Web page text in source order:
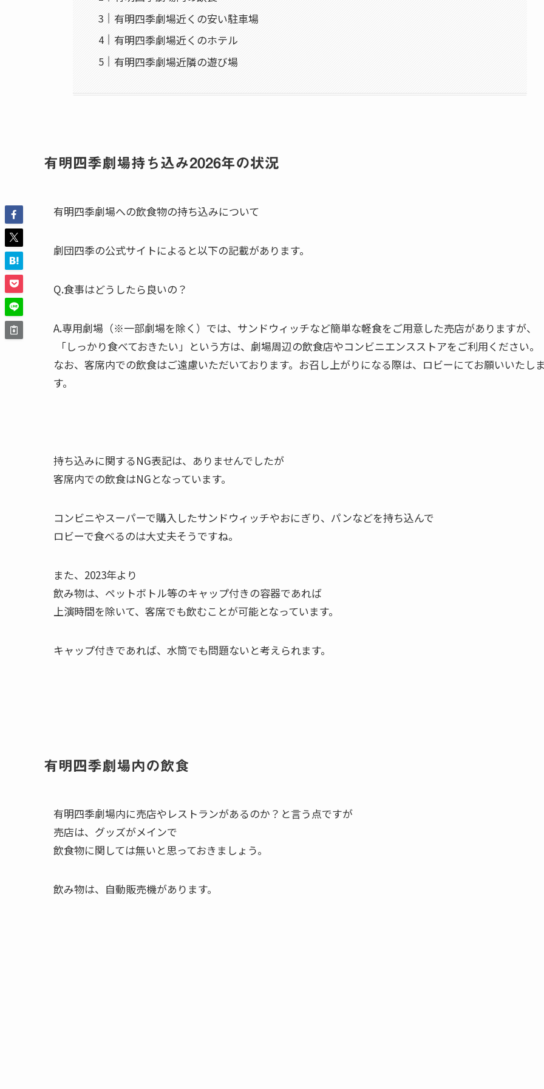
有明四季劇場近くの安い駐車場
有明四季劇場近くのホテル
有明四季劇場近隣の遊び場
有明四季劇場持ち込み2026年の状況
有明四季劇場への飲食物の持ち込みについて
劇団四季の公式サイトによると以下の記載があります。
Q.食事はどうしたら良いの？
A.専用劇場（※一部劇場を除く）では、サンドウィッチなど簡単な軽食をご用意した売店がありますが、
「しっかり食べておきたい」という方は、劇場周辺の飲食店やコンビニエンスストアをご利用ください。
なお、客席内での飲食はご遠慮いただいております。お召し上がりになる際は、ロビーにてお願いいたし
す。
持ち込みに関するNG表記は、ありませんでしたが
客席内での飲食はNGとなっています。
コンビニやスーパーで購入したサンドウィッチやおにぎり、パンなどを持ち込んで
ロビーで食べるのは大丈夫そうですね。
また、2023年より
飲み物は、ペットボトル等のキャップ付きの容器であれば
上演時間を除いて、客席でも飲むことが可能となっています。
キャップ付きであれば、水筒でも問題ないと考えられます。
有明四季劇場内の飲食
有明四季劇場内に売店やレストランがあるのか？と言う点ですが
売店は、グッズがメインで
飲食物に関しては無いと思っておきましょう。
飲み物は、自動販売機があります。